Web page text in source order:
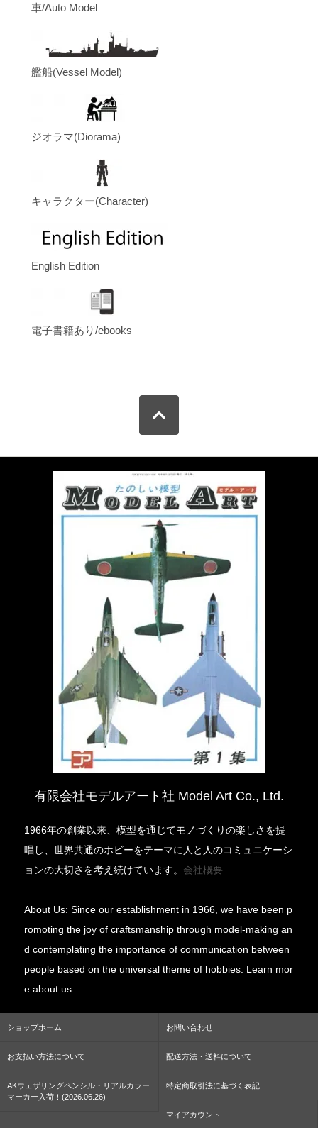
車/Auto Model
艦船(Vessel Model)
ジオラマ(Diorama)
キャラクター(Character)
English Edition
電子書籍あり/ebooks
有限会社モデルアート社 Model Art Co., Ltd.
1966年の創業以来、模型を通じてモノづくりの楽しさを提
唱し、世界共通のホビーをテーマに人と人のコミュニケーシ
ョンの大切さを考え続けています。会社概要
About Us: Since our establishment in 1966, we have been p
romoting the joy of craftsmanship through model-making an
d contemplating the importance of communication between
people based on the universal theme of hobbies. Learn mor
e about us.
ショップホーム お問い合わせ
お支払い方法について 配送方法・送料について
AKウェザリングペンシル・リアルカラー
マーカー入荷！(2026.06.26)
特定商取引法に基づく表記
マイアカウント